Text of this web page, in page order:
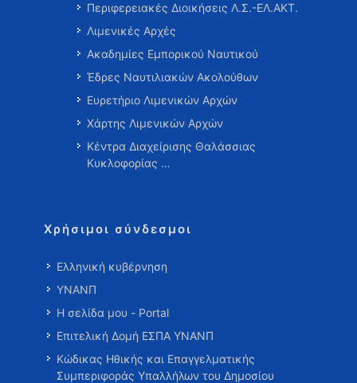
Περιφερειακές Διοικήσεις Λ.Σ.-ΕΛ.ΑΚΤ.
Λιμενικές Αρχές
Ακαδημίες Εμπορικού Ναυτικού
Έδρες Ναυτιλιακών Ακολούθων
Ευρετήριο Λιμενικών Αρχών
Χάρτης Λιμενικών Αρχών
Κέντρα Διαχείρισης Θαλάσσιας
Κυκλοφορίας …
Χρήσιμοι σύνδεσμοι
Ελληνική κυβέρνηση
ΥΝΑΝΠ
Η σελίδα μου - Portal
Επιτελική Δομή ΕΣΠΑ ΥΝΑΝΠ
Κώδικας Ηθικής και Επαγγελματικής
Συμπεριφοράς Υπαλλήλων του Δημοσίου